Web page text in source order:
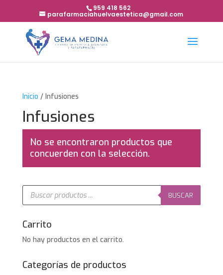
959 418 562
parafarmaciahuelvaestetica@gmail.com
Inicio / Infusiones
Infusiones
No se encontraron productos que
concuerden con la selección.
Búsqueda
productos
BUSCAR
Carrito
No hay productos en el carrito.
Categorías de productos